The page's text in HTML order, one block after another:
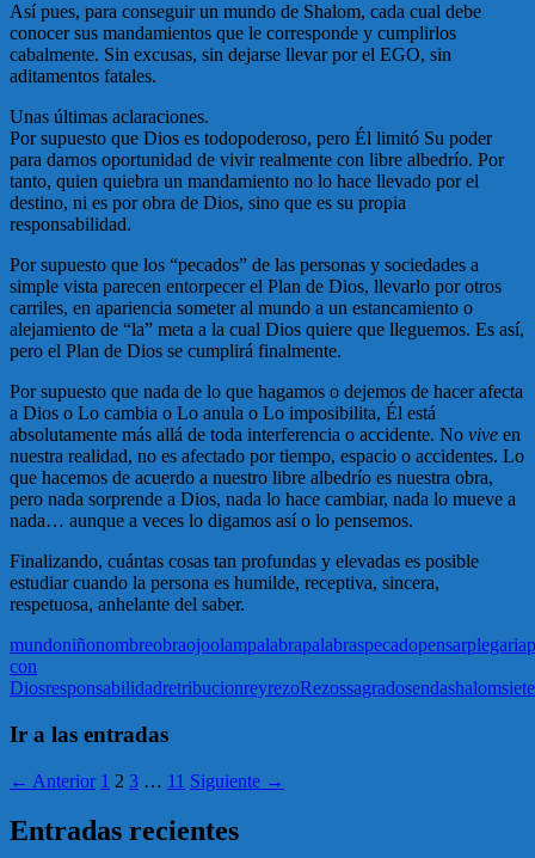
Así pues, para conseguir un mundo de Shalom, cada cual debe
conocer sus mandamientos que le corresponde y cumplirlos
cabalmente. Sin excusas, sin dejarse llevar por el EGO, sin
aditamentos fatales.
Unas últimas aclaraciones.
Por supuesto que Dios es todopoderoso, pero Él limitó Su poder
para darnos oportunidad de vivir realmente con libre albedrío. Por
tanto, quien quiebra un mandamiento no lo hace llevado por el
destino, ni es por obra de Dios, sino que es su propia
responsabilidad.
Por supuesto que los “pecados” de las personas y sociedades a
simple vista parecen entorpecer el Plan de Dios, llevarlo por otros
carriles, en apariencia someter al mundo a un estancamiento o
alejamiento de “la” meta a la cual Dios quiere que lleguemos. Es así,
pero el Plan de Dios se cumplirá finalmente.
Por supuesto que nada de lo que hagamos o dejemos de hacer afecta
a Dios o Lo cambia o Lo anula o Lo imposibilita, Él está
absolutamente más allá de toda interferencia o accidente. No vive en
nuestra realidad, no es afectado por tiempo, espacio o accidentes. Lo
que hacemos de acuerdo a nuestro libre albedrío es nuestra obra,
pero nada sorprende a Dios, nada lo hace cambiar, nada lo mueve a
nada… aunque a veces lo digamos así o lo pensemos.
Finalizando, cuántas cosas tan profundas y elevadas es posible
estudiar cuando la persona es humilde, receptiva, sincera,
respetuosa, anhelante del saber.
mundoniñonombreobraojoolampalabrapalabraspecadopensarplegaria
con
DiosresponsabilidadretribucionreyrezoRezossagradosendashalomsiete
Ir a las entradas
← Anterior 1 2 3 … 11 Siguiente →
Entradas recientes